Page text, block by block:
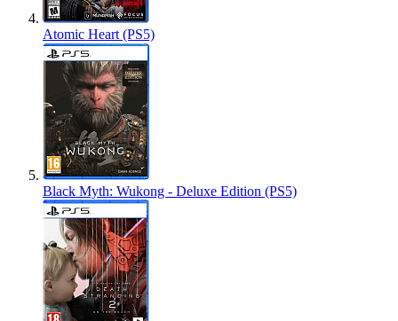
Atomic Heart (PS5)
Black Myth: Wukong - Deluxe Edition (PS5)